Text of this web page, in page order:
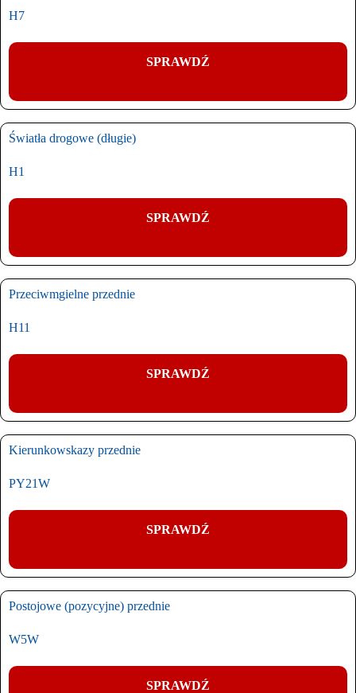
H7
SPRAWDŹ
Światła drogowe (długie)
H1
SPRAWDŹ
Przeciwmgielne przednie
H11
SPRAWDŹ
Kierunkowskazy przednie
PY21W
SPRAWDŹ
Postojowe (pozycyjne) przednie
W5W
SPRAWDŹ